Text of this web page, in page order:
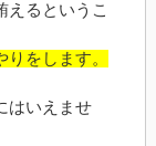
えるというこ
をします。
はいえませ